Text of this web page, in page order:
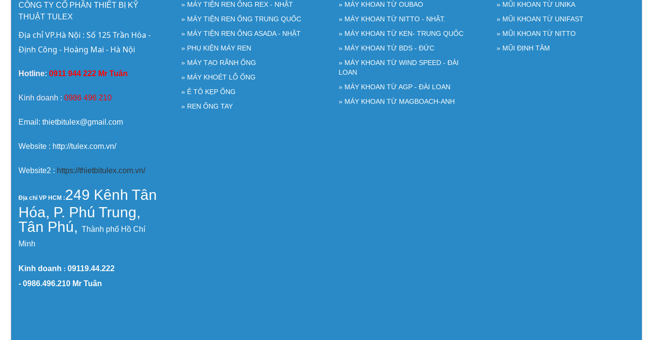
CÔNG TY CỔ PHẦN THIẾT BỊ KỸ
THUẬT TULEX
Địa chỉ VP.Hà Nội : Số 125 Trần Hòa -
Định Công - Hoàng Mai - Hà Nội
Hotline: 0911 944 222 Mr Tuân
Kinh doanh : 0986 496 210
Email: thietbitulex@gmail.com
Website : http://tulex.com.vn/
Website2 : https://thietbitulex.com.vn/
Địa chỉ VP HCM :249 Kênh Tân
Hóa, P. Phú Trung,
Tân Phú, Thành phố Hồ Chí
Minh
Kinh doanh : 09119.44.222
- 0986.496.210 Mr Tuân
» MÁY TIỆN REN ỐNG REX - NHẬT
» MÁY TIỆN REN ỐNG TRUNG QUỐC
» MÁY TIỆN REN ỐNG ASADA - NHẬT
» PHỤ KIỆN MÁY REN
» MÁY TẠO RÃNH ỐNG
» MÁY KHOÉT LỖ ỐNG
» Ê TÔ KẸP ỐNG
» REN ỐNG TAY
» MÁY KHOAN TỪ OUBAO
» MÁY KHOAN TỪ NITTO - NHẬT.
» MÁY KHOAN TỪ KEN- TRUNG QUỐC
» MÁY KHOAN TỪ BDS - ĐỨC
» MÁY KHOAN TỪ WIND SPEED - ĐÀI
LOAN
» MÁY KHOAN TỪ AGP - ĐÀI LOAN
» MÁY KHOAN TỪ MAGBOACH-ANH
» MŨI KHOAN TỪ UNIKA
» MŨI KHOAN TỪ UNIFAST
» MŨI KHOAN TỪ NITTO
» MŨI ĐỊNH TÂM